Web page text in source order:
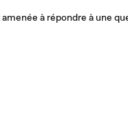
à répondre à une